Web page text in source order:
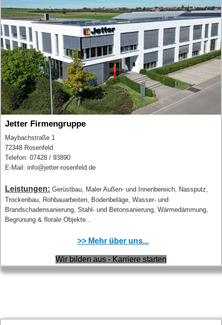
Jetter Firmengruppe
Maybachstraße 1
72348 Rosenfeld
Telefon: 07428 / 93890
E-Mail: info@jetter-rosenfeld.de
Leistungen: Gerüstbau, Maler Außen- und Innenbereich, Nassputz,
Trockenbau, Rohbauarbeiten, Bodenbeläge, Wasser- und
Brandschadensanierung, Stahl- und Betonsanierung, Wärmedämmung,
Begrünung & florale Objekte...
>> Mehr über uns...
Wir bilden aus - Karriere starten